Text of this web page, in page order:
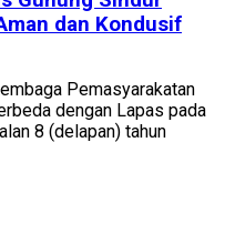
dan Kondusif
Pemasyarakatan
dengan Lapas pada
8 (delapan) tahun